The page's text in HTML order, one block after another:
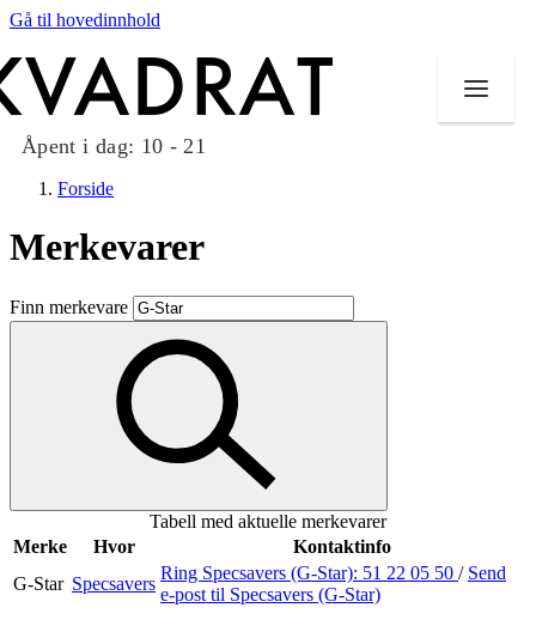
Gå til hovedinnhold
Åpent i dag: 10 - 21
Butikker
Mat og drikke
Taket på Kvadrat
Aktiviteter
Inspirasjon
Forside
Merkevarer
Finn merkevare
Tabell med aktuelle merkevarer
Merke
Hvor
Kontaktinfo
G-Star Specsavers
Ring Specsavers (G-Star): 51 22 05 50 / Send
e-post til Specsavers (G-Star)